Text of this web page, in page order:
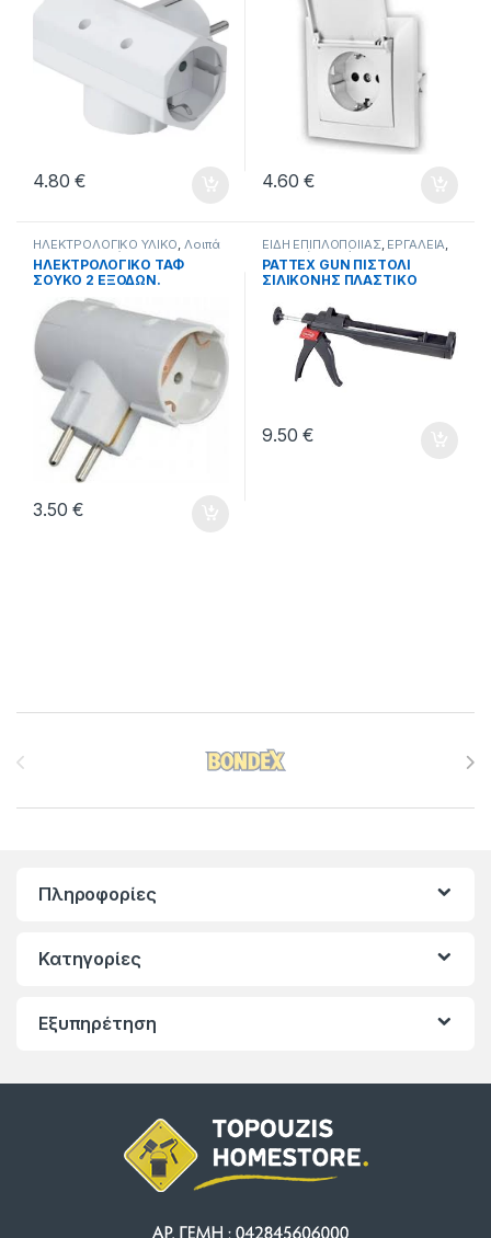
4.80€ 4.60€
ΗΛΕΚΤΡΟΛΟΓΙΚΟ ΥΛΙΚΟ,Λοιπά
ηλεκτρολογικά
ΗΛΕΚΤΡΟΛΟΓΙΚΟ ΤΑΦ
ΣΟΥΚΟ 2 ΕΞΟΔΩΝ.
3.50€
ΕΙΔΗ ΕΠΙΠΛΟΠΟΙΪΑΣ, ΕΡΓΑΛΕΙΑ,
Εργαλεία χειρός,
ΗΛΕΚΤΡΟΛΟΓΙΚΟ ΥΛΙΚΟ,
Περιφερειακά χρωμάτων &
ΧΡΩΜΑΤΑ
PATTEX GUN ΠΙΣΤΟΛΙ
ΣΙΛΙΚΟΝΗΣ ΠΛΑΣΤΙΚΟ
9.50€
Πληροφορίες
Κατηγορίες
Εξυπηρέτηση